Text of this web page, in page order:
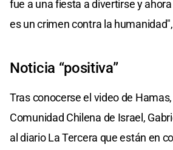
fue a una fiesta a divertirse y
es un crimen contra la
Noticia “positiva”
Tras conocerse el video de
Comunidad Chilena de Israel,
al diario La Tercera que están en